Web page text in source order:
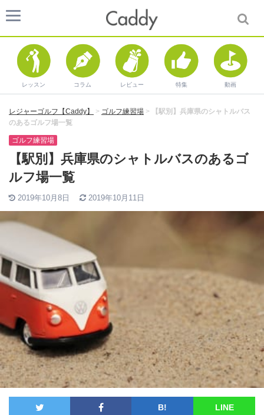
レッスン コラム レビュー 特集 動画
レジャーゴルフ【Caddy】 > ゴルフ練習場 >
【駅別】兵庫県のシャトルバス
のあるゴルフ場一覧
ゴルフ練習場
【駅別】兵庫県のシャトルバスのあるゴ
ルフ場一覧
2019年10月8日 2019年10月11日
B! LINE